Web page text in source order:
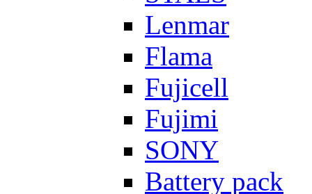
Lenmar
Flama
Fujicell
Fujimi
SONY
Battery pack